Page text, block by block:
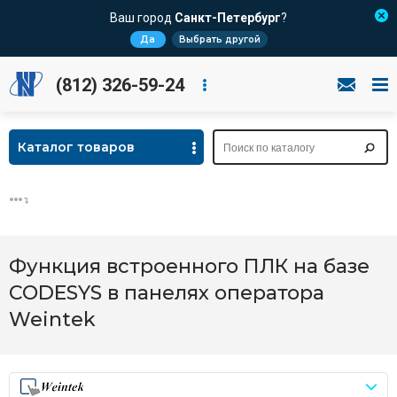
Ваш город Санкт-Петербург?
Да Выбрать другой
(812) 326-59-24
Каталог товаров
Функция встроенного ПЛК на базе
CODESYS в панелях оператора
Weintek